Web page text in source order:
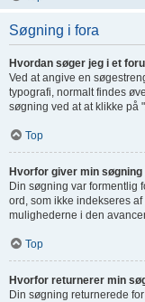
Søgning i fora
Hvordan søger jeg i et
Ved at angive en
typografi, normalt findes
søgning ved at at klikke på
Top
Hvorfor giver min
Din søgning var formentlig
ord, som ikke indekseres
mulighederne i den
Top
Hvorfor returnerer min
Din søgning returnerede